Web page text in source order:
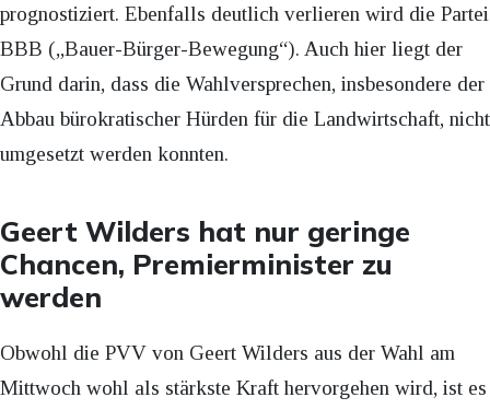
prognostiziert. Ebenfalls deutlich verlieren wird die Partei
BBB („Bauer-Bürger-Bewegung“). Auch hier liegt der
Grund darin, dass die Wahlversprechen, insbesondere der
Abbau bürokratischer Hürden für die Landwirtschaft, nicht
umgesetzt werden konnten.
Geert Wilders hat nur geringe
Chancen, Premierminister zu
werden
Obwohl die PVV von Geert Wilders aus der Wahl am
Mittwoch wohl als stärkste Kraft hervorgehen wird, ist es